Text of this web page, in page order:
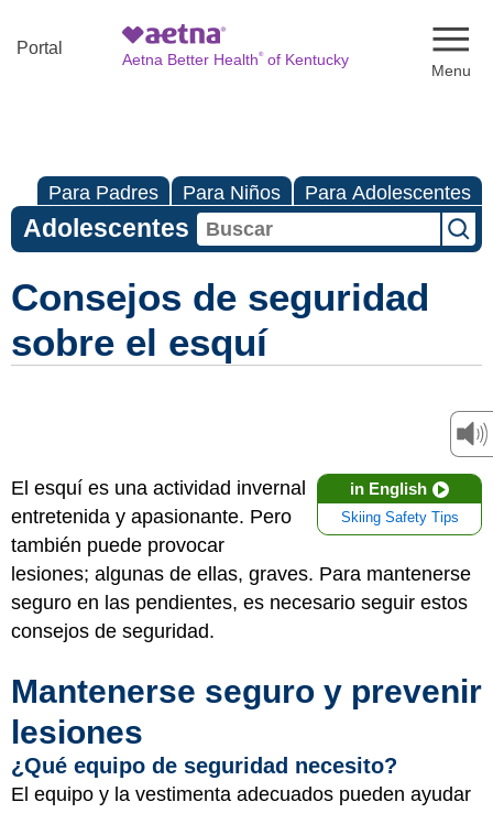
Portal
Aetna Better Health®of Kentucky
Para Padres Para Niños Para Adolescentes
Adolescentes
Consejos de seguridad
sobre el esquí
in English
Skiing Safety Tips
El esquí es una actividad invernal
entretenida y apasionante. Pero
también puede provocar
lesiones; algunas de ellas, graves. Para mantenerse
seguro en las pendientes, es necesario seguir estos
consejos de seguridad.
Mantenerse seguro y prevenir
lesiones
¿Qué equipo de seguridad necesito?
El equipo y la vestimenta adecuados pueden ayudar